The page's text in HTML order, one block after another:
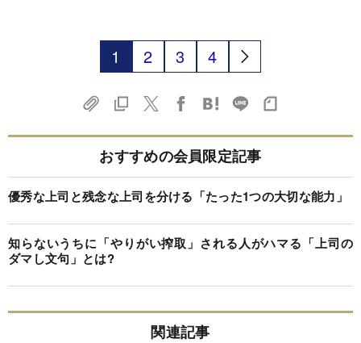
1 2 3 4
おすすめの会員限定記事
優秀な上司と残念な上司を分ける「たった1つの大切な能力」
知らないうちに「やりがい搾取」される人がハマる「上司の
ダマし文句」とは?
関連記事